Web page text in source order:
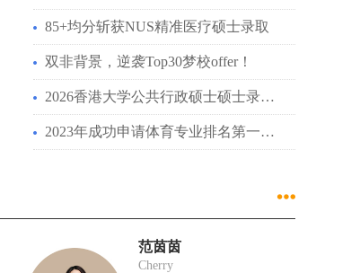
85+均分斩获NUS精准医疗硕士录取
双非背景，逆袭Top30梦校offer！
2026香港大学公共行政硕士硕士录…
2023年成功申请体育专业排名第一…
范茵茵
Cherry